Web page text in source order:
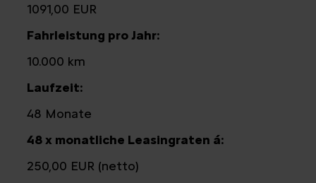
1091,00 EUR
Fahrleistung pro Jahr:
10.000 km
Laufzeit:
48 Monate
48 x monatliche Leasingraten á:
250,00 EUR (netto)